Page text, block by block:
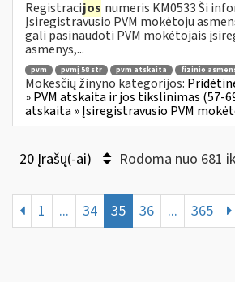
Registracijos numeris KM0533 Ši
Įsiregistravusio PVM mokėtoju
gali pasinaudoti PVM mokėtojais
asmenys,...
pvm pvmį 58 str pvm atskaita fizinio
Mokesčių žinyno kategorijos:
» PVM atskaita ir jos tikslinimas (57-
atskaita » Įsiregistravusio PVM
20 Įrašų(-ai) Rodoma nuo 681
1 ... 34 35 36 ... 365